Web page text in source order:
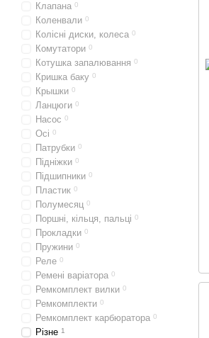
Клапана 0
Коленвали 0
Колісні диски, колеса 0
Комутатори 0
Котушка запалювання 0
Кришка баку 0
Крышки 0
Ланцюги 0
Насос 0
Осі 0
Патрубки 0
Підніжки 0
Підшипники 0
Пластик 0
Полумесяц 0
Поршні, кільця, пальці 0
Прокладки 0
Пружини 0
Реле 0
Ремені варіатора 0
Ремкомплект вилки 0
Ремкомплекти 0
Ремкомплект карбюратора 0
Різне 1